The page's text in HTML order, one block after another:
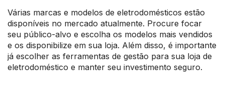
Várias marcas e modelos de eletrodomésticos estão
disponíveis no mercado atualmente. Procure focar
seu público-alvo e escolha os modelos mais vendidos
e os disponibilize em sua loja. Além disso, é importante
já escolher as ferramentas de gestão para sua loja de
eletrodoméstico e manter seu investimento seguro.